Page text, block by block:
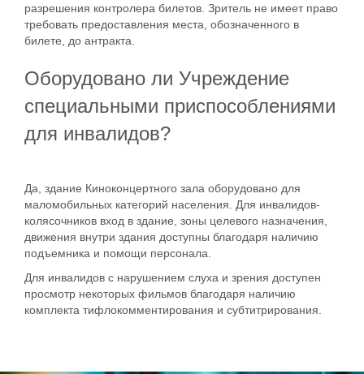
разрешения контролера билетов. Зритель не имеет право
требовать предоставления места, обозначенного в
билете, до антракта.
Оборудовано ли Учреждение
специальными приспособлениями
для инвалидов?
Да, здание Киноконцертного зала оборудовано для
маломобильных категорий населения. Для инвалидов-
колясочников вход в здание, зоны целевого назначения,
движения внутри здания доступны благодаря наличию
подъемника и помощи персонала.
Для инвалидов с нарушением слуха и зрения доступен
просмотр некоторых фильмов благодаря наличию
комплекта тифлокомментирования и субтитрирования.